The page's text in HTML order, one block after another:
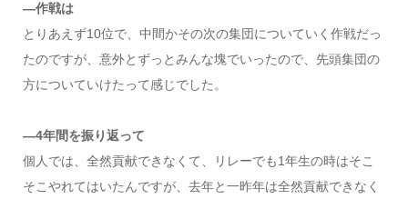
―作戦は
とりあえず10位で、中間かその次の集団についていく作戦だっ
たのですが、意外とずっとみんな塊でいったので、先頭集団の
方についていけたって感じでした。
―4年間を振り返って
個人では、全然貢献できなくて、リレーでも1年生の時はそこ
そこやれてはいたんですが、去年と一昨年は全然貢献できなく